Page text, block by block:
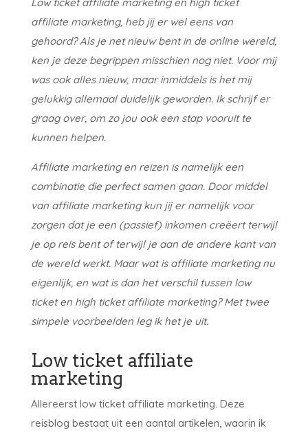
affiliate marketing, heb jij er wel eens van
gehoord? Als je net nieuw bent in de online wereld,
ken je deze begrippen misschien nog niet. Voor mij
was ook alles nieuw, maar inmiddels is het mij
gelukkig allemaal duidelijk geworden. Ik schrijf er
graag over, om zo jou ook een stap vooruit te
kunnen helpen.
Affiliate marketing en reizen is namelijk een
combinatie die perfect samen gaan. Door middel
van affiliate marketing kun jij er namelijk voor
zorgen dat je een (passief) inkomen creëert terwijl
je op reis bent of terwijl je aan de andere kant van
de wereld werkt. Maar wat is affiliate marketing nu
eigenlijk, en wat is dan het verschil tussen low
ticket en high ticket affiliate marketing? Met twee
simpele voorbeelden leg ik het je uit.
Low ticket affiliate
marketing
Allereerst low ticket affiliate marketing. Deze
reisblog bestaat uit een aantal artikelen, waarin ik